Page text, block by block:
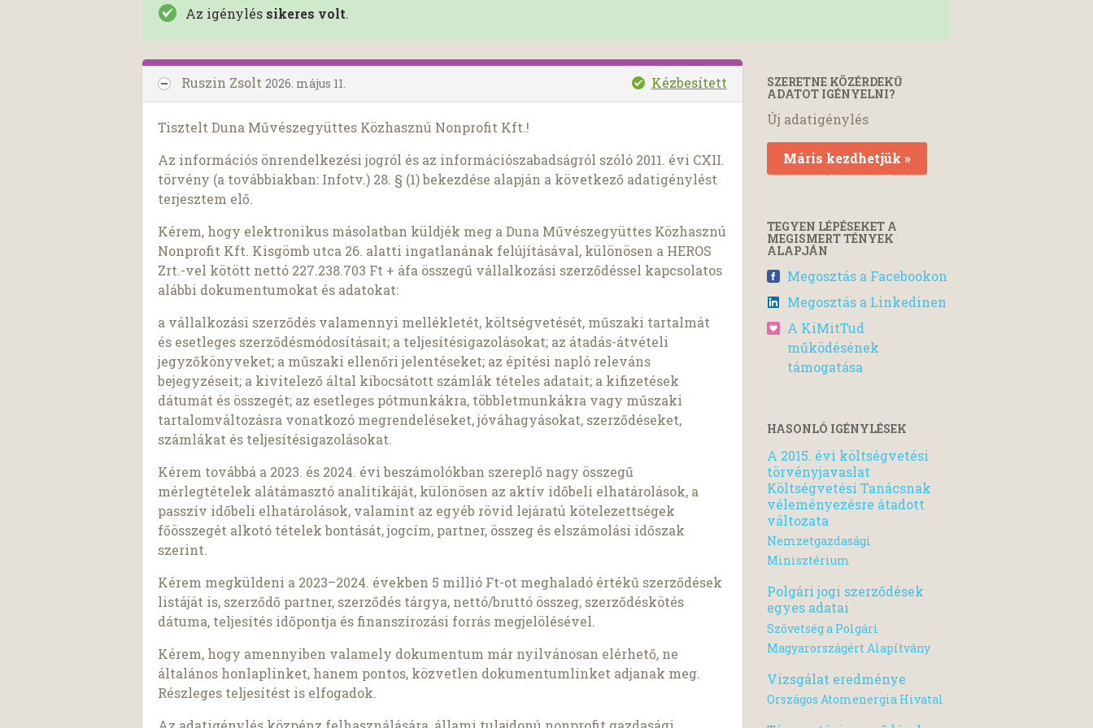
Az igénylés sikeres volt.
Ruszin Zsolt 2026. május 11. Kézbesített
Tisztelt Duna Művészegyüttes Közhasznú Nonprofit Kft.!
Az információs önrendelkezési jogról és az információszabadságról szóló 2011. évi CXII.
törvény (a továbbiakban: Infotv.) 28. § (1) bekezdése alapján a következő adatigénylést
terjesztem elő.
Kérem, hogy elektronikus másolatban küldjék meg a Duna Művészegyüttes Közhasznú
Nonprofit Kft. Kisgömb utca 26. alatti ingatlanának felújításával, különösen a HEROS
Zrt.-vel kötött nettó 227.238.703 Ft + áfa összegű vállalkozási szerződéssel kapcsolatos
alábbi dokumentumokat és adatokat:
a vállalkozási szerződés valamennyi mellékletét, költségvetését, műszaki tartalmát
és esetleges szerződésmódosításait; a teljesítésigazolásokat; az átadás-átvételi
jegyzőkönyveket; a műszaki ellenőri jelentéseket; az építési napló releváns
bejegyzéseit; a kivitelező által kibocsátott számlák tételes adatait; a kifizetések
dátumát és összegét; az esetleges pótmunkákra, többletmunkákra vagy műszaki
tartalomváltozásra vonatkozó megrendeléseket, jóváhagyásokat, szerződéseket,
számlákat és teljesítésigazolásokat.
Kérem továbbá a 2023. és 2024. évi beszámolókban szereplő nagy összegű
mérlegtételek alátámasztó analitikáját, különösen az aktív időbeli elhatárolások, a
passzív időbeli elhatárolások, valamint az egyéb rövid lejáratú kötelezettségek
főösszegét alkotó tételek bontását, jogcím, partner, összeg és elszámolási időszak
szerint.
Kérem megküldeni a 2023–2024. években 5 millió Ft-ot meghaladó értékű szerződések
listáját is, szerződő partner, szerződés tárgya, nettó/bruttó összeg, szerződéskötés
dátuma, teljesítés időpontja és finanszírozási forrás megjelölésével.
Kérem, hogy amennyiben valamely dokumentum már nyilvánosan elérhető, ne
általános honlaplinket, hanem pontos, közvetlen dokumentumlinket adjanak meg.
Részleges teljesítést is elfogadok.
SZERETNE KÖZÉRDEKŰ
ADATOT IGÉNYELNI?
Új adatigénylés
Máris kezdhetjük »
TEGYEN LÉPÉSEKET A
MEGISMERT TÉNYEK
ALAPJÁN
Megosztás a Facebookon
Megosztás a Linkedinen
A KiMitTud
működésének
támogatása
HASONLÓ IGÉNYLÉSEK
A 2015. évi költségvetési
törvényjavaslat
Költségvetési Tanácsnak
véleményezésre átadott
változata
Nemzetgazdasági
Minisztérium
Polgári jogi szerződések
egyes adatai
Szövetség a Polgári
Magyarországért Alapítvány
Vizsgálat eredménye
Országos Atomenergia Hivatal